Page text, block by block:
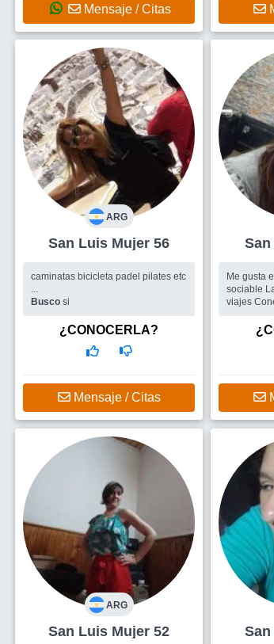
Mensaje / Citas
ARG
San Luis Mujer 56
caminatas bicicleta padel pilates etc
...
Busco si
¿CONOCERLA?
Mensaje / Citas
Me gusta
sociable La honestidad Salidas,
viajes Conocer sus historias de vida
videos y
variado y
me
una
ARG
San Luis Mujer 52